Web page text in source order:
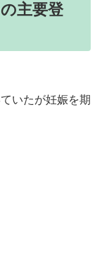
主要登
いたが妊娠を期